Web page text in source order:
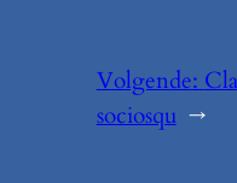
Volgende:
sociosqu →